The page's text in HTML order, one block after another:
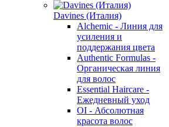
Davines (Италия)
Alchemic - Линия для
усиления и
поддержания цвета
Authentic Formulas -
Органическая линия
для волос
Essential Haircare -
Eжедневный уход
OI - Абсолютная
красота волос